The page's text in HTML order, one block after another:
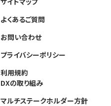
よくあるご質問
お問い合わせ
プライバシーポリシー
利用規約
DXの取り組み
マルチステークホルダー方針